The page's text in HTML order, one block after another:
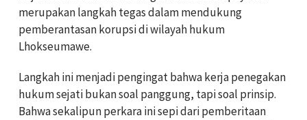
merupakan langkah tegas dalam mendukung
pemberantasan korupsi di wilayah hukum
Lhokseumawe.
Langkah ini menjadi pengingat bahwa kerja penegakan
hukum sejati bukan soal panggung, tapi soal prinsip.
Bahwa sekalipun perkara ini sepi dari pemberitaan